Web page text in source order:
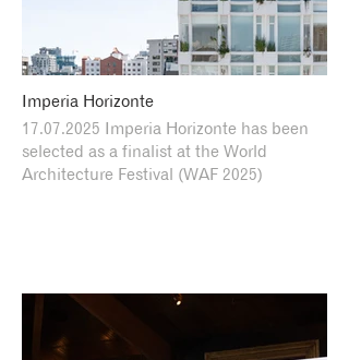
Imperia Horizonte
17.07.2025 Imperia Horizonte has been
selected as a finalist at the World
Architecture Festival (WAF 2025)